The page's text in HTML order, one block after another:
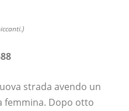
strada avendo un
femmina. Dopo otto